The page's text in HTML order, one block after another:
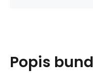
Popis